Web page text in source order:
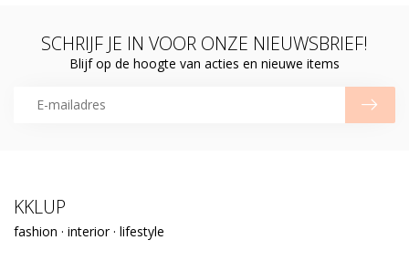
SCHRIJF JE IN VOOR ONZE NIEUWSBRIEF!
Blijf op de hoogte van acties en nieuwe items
KKLUP
fashion · interior · lifestyle